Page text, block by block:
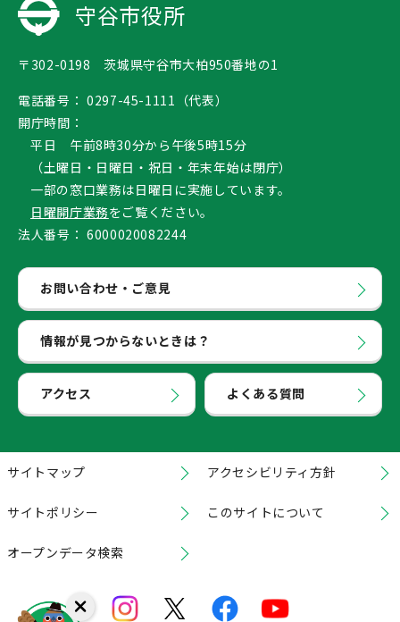
守谷市役所
〒302-0198 茨城県守谷市大柏950番地の1
電話番号： 0297-45-1111（代表）
開庁時間：
平日 午前8時30分から午後5時15分
（土曜日・日曜日・祝日・年末年始は閉庁）
一部の窓口業務は日曜日に実施しています。
日曜開庁業務をご覧ください。
法人番号： 6000020082244
お問い合わせ・ご意見
情報が見つからないときは？
アクセス よくある質問
サイトマップ アクセシビリティ方針
サイトポリシー このサイトについて
オープンデータ検索